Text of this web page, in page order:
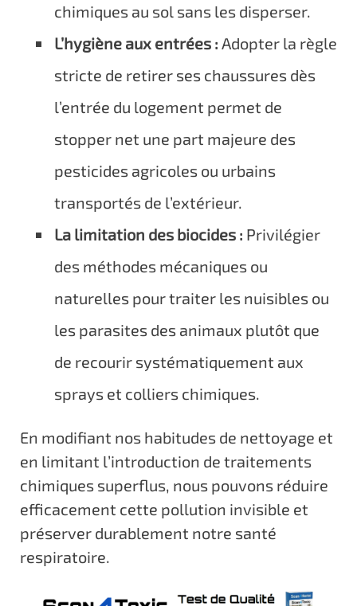
chimiques au sol sans les disperser.
L’hygiène aux entrées : Adopter la règle
stricte de retirer ses chaussures dès
l’entrée du logement permet de
stopper net une part majeure des
pesticides agricoles ou urbains
transportés de l’extérieur.
La limitation des biocides : Privilégier
des méthodes mécaniques ou
naturelles pour traiter les nuisibles ou
les parasites des animaux plutôt que
de recourir systématiquement aux
sprays et colliers chimiques.
En modifiant nos habitudes de nettoyage et
en limitant l’introduction de traitements
chimiques superflus, nous pouvons réduire
efficacement cette pollution invisible et
préserver durablement notre santé
respiratoire.